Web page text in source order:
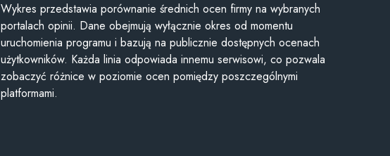
Wykres przedstawia porównanie średnich ocen firmy na wybranych
portalach opinii. Dane obejmują wyłącznie okres od momentu
uruchomienia programu i bazują na publicznie dostępnych ocenach
użytkowników. Każda linia odpowiada innemu serwisowi, co pozwala
zobaczyć różnice w poziomie ocen pomiędzy poszczególnymi
platformami.